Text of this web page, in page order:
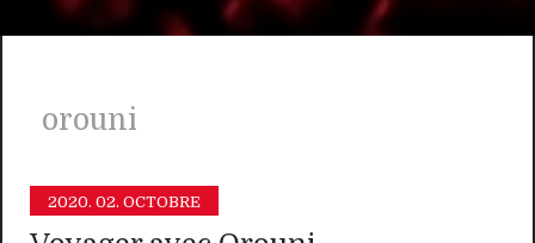
orouni
2020. 02. OCTOBRE